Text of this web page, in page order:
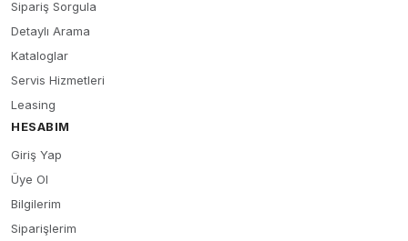
Sipariş Sorgula
Detaylı Arama
Kataloglar
Servis Hizmetleri
Leasing
HESABIM
Giriş Yap
Üye Ol
Bilgilerim
Siparişlerim